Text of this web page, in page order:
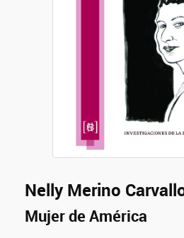
Nelly Merino
Mujer de América